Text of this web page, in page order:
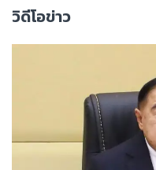
วิดีโอข่าว